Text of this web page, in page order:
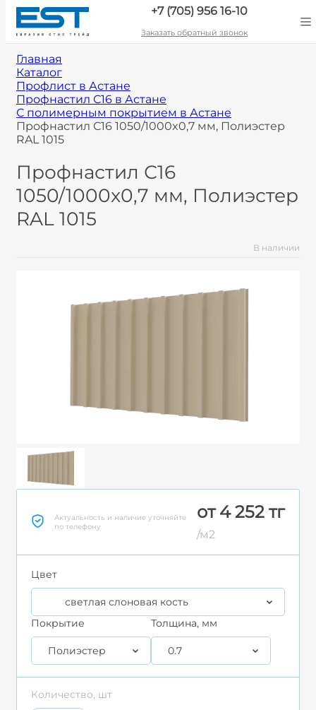
+7 (705) 956 16-10
Заказать обратный звонок
Главная
Каталог
Профлист в Астане
Профнастил С16 в Астане
С полимерным покрытием в Астане
Профнастил С16 1050/1000x0,7 мм, Полиэстер
RAL 1015
Профнастил С16
1050/1000x0,7 мм, Полиэстер
RAL 1015
В наличии
Актуальность и наличие уточняйте
по телефону
от 4 252 тг
/м2
Цвет
светлая слоновая кость
Покрытие
Полиэстер
Толщина, мм
0.7
Количество, шт